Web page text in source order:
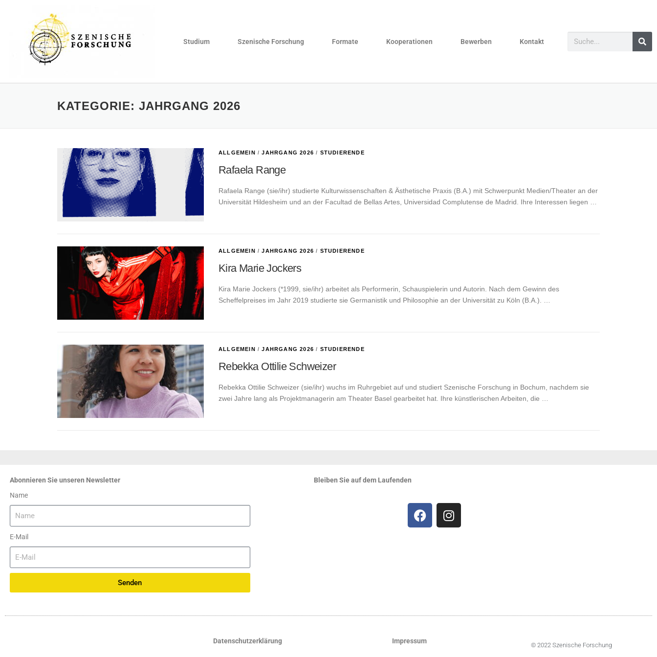
Studium Szenische Forschung Formate Kooperationen Bewerben Kontakt
KATEGORIE: JAHRGANG 2026
ALLGEMEIN /JAHRGANG 2026 / STUDIERENDE
Rafaela Range
Rafaela Range (sie/ihr) studierte Kulturwissenschaften & Ästhetische Praxis (B.A.) mit Schwerpunkt Medien/Theater an der
Universität Hildesheim und an der Facultad de Bellas Artes, Universidad Complutense de Madrid. Ihre Interessen liegen …
ALLGEMEIN /JAHRGANG 2026 / STUDIERENDE
Kira Marie Jockers
Kira Marie Jockers (*1999, sie/ihr) arbeitet als Performerin, Schauspielerin und Autorin. Nach dem Gewinn des
Scheffelpreises im Jahr 2019 studierte sie Germanistik und Philosophie an der Universität zu Köln (B.A.). …
ALLGEMEIN /JAHRGANG 2026 / STUDIERENDE
Rebekka Ottilie Schweizer
Rebekka Ottilie Schweizer (sie/ihr) wuchs im Ruhrgebiet auf und studiert Szenische Forschung in Bochum, nachdem sie
zwei Jahre lang als Projektmanagerin am Theater Basel gearbeitet hat. Ihre künstlerischen Arbeiten, die …
Abonnieren Sie unseren Newsletter
Name
E-Mail
Senden
Bleiben Sie auf dem Laufenden
Datenschutzerklärung Impressum © 2022 Szenische Forschung